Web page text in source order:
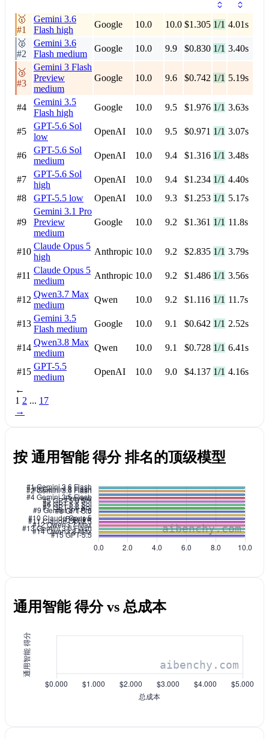
🥇
#1
Gemini 3.6
Flash high
Google 10.0 10.0 $1.305 1/1 4.01s
🥈
#2
Gemini 3.6
Flash medium
Google 10.0 9.9 $0.830 1/1 3.40s
🥉
#3
Gemini 3 Flash
Preview
medium
Google 10.0 9.6 $0.742 1/1 5.19s
#4
Gemini 3.5
Flash high
Google 10.0 9.5 $1.976 1/1 3.63s
#5
GPT-5.6 Sol
low
OpenAI 10.0 9.5 $0.971 1/1 3.07s
#6
GPT-5.6 Sol
medium
OpenAI 10.0 9.4 $1.316 1/1 3.48s
#7
GPT-5.6 Sol
high
OpenAI 10.0 9.4 $1.234 1/1 4.40s
#8
GPT-5.5 low OpenAI 10.0 9.3 $1.253 1/1 5.17s
#9
Gemini 3.1 Pro
Preview
medium
Google 10.0 9.2 $1.361 1/1 11.8s
#10
Claude Opus 5
high
Anthropic 10.0 9.2 $2.835 1/1 3.79s
#11
Claude Opus 5
medium
Anthropic 10.0 9.2 $1.486 1/1 3.56s
#12
Qwen3.7 Max
medium
Qwen 10.0 9.2 $1.116 1/1 11.7s
#13
Gemini 3.5
Flash medium
Google 10.0 9.1 $0.642 1/1 2.52s
#14
Qwen3.8 Max
medium
Qwen 10.0 9.1 $0.728 1/1 6.41s
#15
GPT-5.5
medium
OpenAI 10.0 9.0 $4.137 1/1 4.16s
←
1 2 ... 17
→
按 通用智能 得分 排名的顶级模型
通用智能 得分 vs 总成本